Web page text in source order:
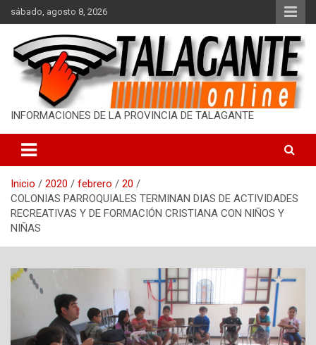
a
t
o
sábado, agosto 8, 2026
INFORMACIONES DE LA PROVINCIA DE TALAGANTE
Inicio 2020 febrero
20
COLONIAS PARROQUIALES TERMINAN DIAS DE ACTIVIDADES
RECREATIVAS Y DE FORMACIÓN CRISTIANA CON NIÑOS Y
NIÑAS